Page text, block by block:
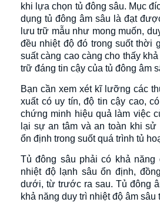
khi lựa chọn tủ đông sâu. Mục
dụng tủ đông âm sâu là đạt
lưu trữ mẫu như mong muốn,
đều nhiệt độ đó trong suốt thời
suất càng cao càng cho thấy
trữ đáng tin cậy của tủ đông âm
Bạn cần xem xét kĩ lưỡng các
xuất có uy tín, độ tin cậy cao,
chứng minh hiệu quả làm việc
lại sự an tâm và an toàn khi sử
ổn định trong suốt quá trình tủ
Tủ đông sâu phải có khả năng
nhiệt độ lạnh sâu ổn định,
dưới, từ trước ra sau. Tủ đông
khả năng duy trì nhiệt độ âm